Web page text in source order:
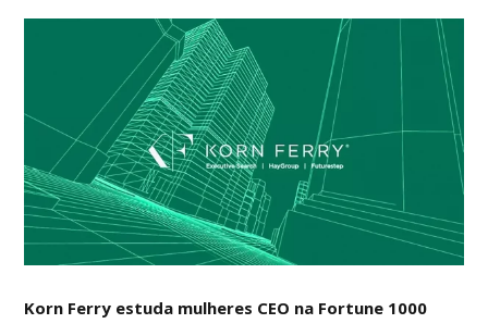
Korn Ferry estuda mulheres CEO na Fortune 1000